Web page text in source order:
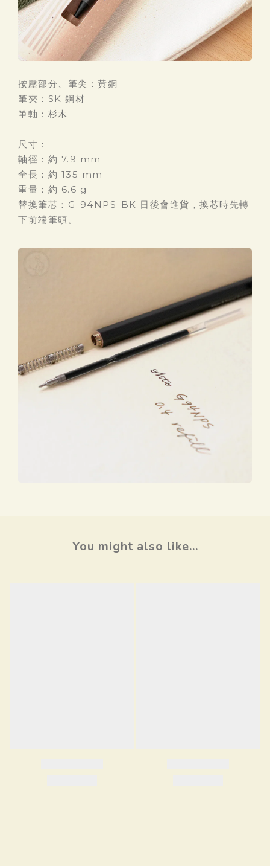
按壓部分、筆尖：黃銅
筆夾：SK 鋼材
筆軸：杉木
尺寸：
軸徑：約 7.9 mm
全長：約 135 mm
重量：約 6.6 g
替換筆芯：G-94NPS-BK 日後會進貨，換芯時先轉
下前端筆頭。
You might also like...